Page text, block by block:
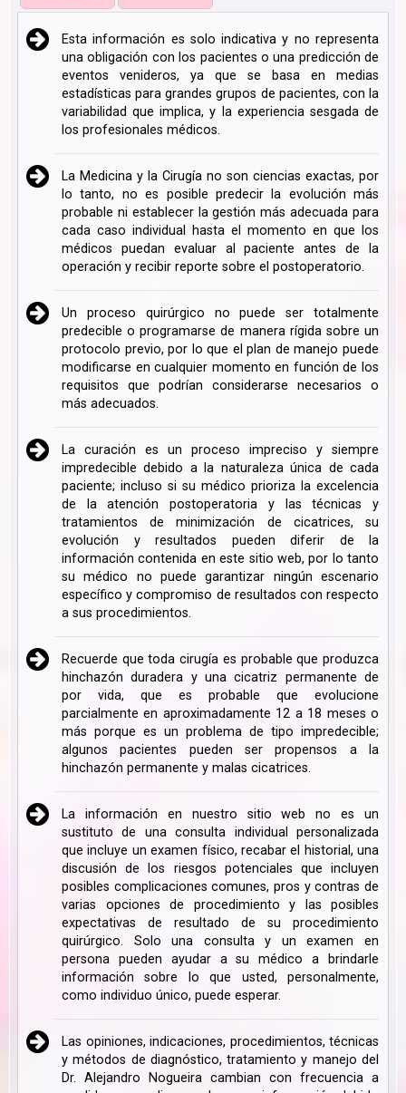
Esta información es solo indicativa y no representa
una obligación con los pacientes o una predicción de
eventos venideros, ya que se basa en medias
estadísticas para grandes grupos de pacientes, con la
variabilidad que implica, y la experiencia sesgada de
los profesionales médicos.
La Medicina y la Cirugía no son ciencias exactas, por
lo tanto, no es posible predecir la evolución más
probable ni establecer la gestión más adecuada para
cada caso individual hasta el momento en que los
médicos puedan evaluar al paciente antes de la
operación y recibir reporte sobre el postoperatorio.
Un proceso quirúrgico no puede ser totalmente
predecible o programarse de manera rígida sobre un
protocolo previo, por lo que el plan de manejo puede
modificarse en cualquier momento en función de los
requisitos que podrían considerarse necesarios o
más adecuados.
La curación es un proceso impreciso y siempre
impredecible debido a la naturaleza única de cada
paciente; incluso si su médico prioriza la excelencia
de la atención postoperatoria y las técnicas y
tratamientos de minimización de cicatrices, su
evolución y resultados pueden diferir de la
información contenida en este sitio web, por lo tanto
su médico no puede garantizar ningún escenario
específico y compromiso de resultados con respecto
a sus procedimientos.
Recuerde que toda cirugía es probable que produzca
hinchazón duradera y una cicatriz permanente de
por vida, que es probable que evolucione
parcialmente en aproximadamente 12 a 18 meses o
más porque es un problema de tipo impredecible;
algunos pacientes pueden ser propensos a la
hinchazón permanente y malas cicatrices.
La información en nuestro sitio web no es un
sustituto de una consulta individual personalizada
que incluye un examen físico, recabar el historial, una
discusión de los riesgos potenciales que incluyen
posibles complicaciones comunes, pros y contras de
varias opciones de procedimiento y las posibles
expectativas de resultado de su procedimiento
quirúrgico. Solo una consulta y un examen en
persona pueden ayudar a su médico a brindarle
información sobre lo que usted, personalmente,
como individuo único, puede esperar.
Las opiniones, indicaciones, procedimientos, técnicas
y métodos de diagnóstico, tratamiento y manejo del
Dr. Alejandro Nogueira cambian con frecuencia a